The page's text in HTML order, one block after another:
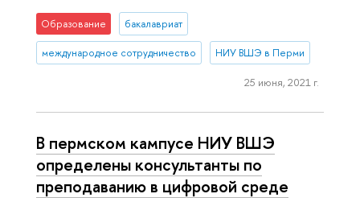
Образование бакалавриат
международное сотрудничество НИУ ВШЭ в Перми
25 июня, 2021 г.
В пермском кампусе НИУ ВШЭ
определены консультанты по
преподаванию в цифровой среде